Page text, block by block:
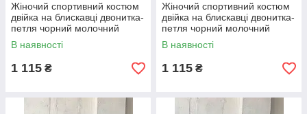
Жіночий спортивний костюм
двійка на блискавці двонитка-
петля чорний молочний
графіт капучино бежевий
оливковий S-XL 50-56
В наявності
1 115 ₴
Жіночий спортивний костюм
двійка на блискавці двонитка-
петля чорний молочний
графіт капучино бежевий
оливковий S-XL 50-56
В наявності
1 115 ₴